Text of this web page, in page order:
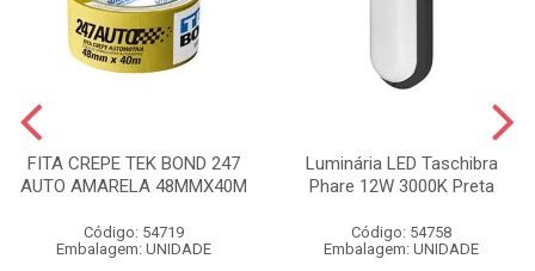
FITA CREPE TEK BOND 247
AUTO AMARELA 48MMX40M
Código: 54719
Embalagem: UNIDADE
Luminária LED Taschibra
Phare 12W 3000K Preta
Código: 54758
Embalagem: UNIDADE